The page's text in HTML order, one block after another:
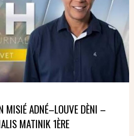
MISIÉ ADNÉ–LOUVE DÈNI –
MATINIK 1ÈRE